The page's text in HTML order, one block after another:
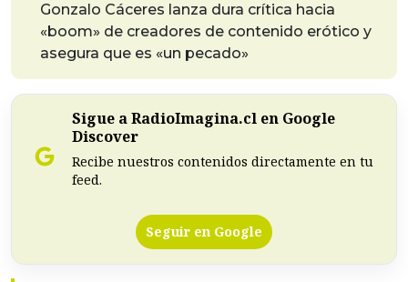
Gonzalo Cáceres lanza dura crítica hacia
«boom» de creadores de contenido erótico y
asegura que es «un pecado»
Sigue a RadioImagina.cl en Google
Discover
Recibe nuestros contenidos directamente en tu
feed.
Seguir en Google